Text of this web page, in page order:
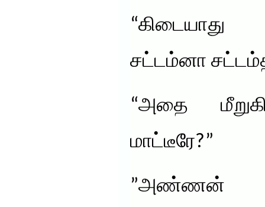
சட்டம்னா
“அதை
மாட்டீரே?”
”அண்ணன்